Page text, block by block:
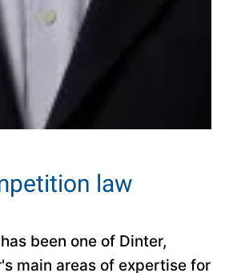
law
been one of Dinter,
main areas of expertise for